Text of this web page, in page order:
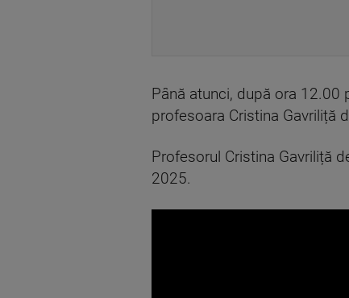
Până atunci, după ora 12.00
profesoara Cristina Gavriliță
Profesorul Cristina Gavriliță
2025.